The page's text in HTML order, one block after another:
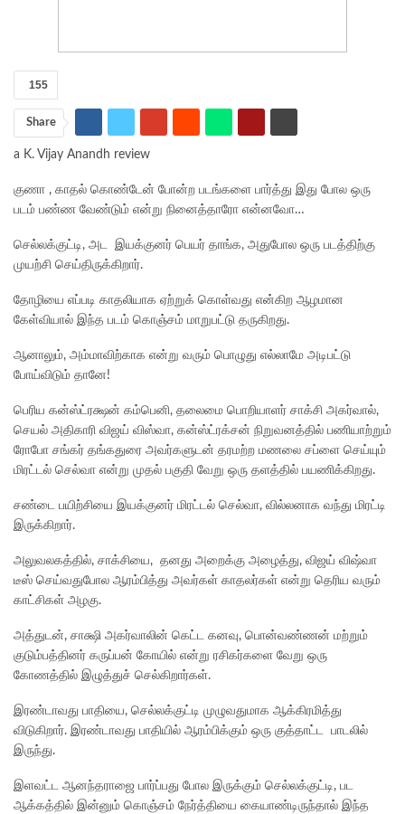
155
Share
a K. Vijay Anandh review
குணா , காதல் கொண்டேன் போன்ற படங்களை பார்த்து இது போல ஒரு
படம் பண்ண வேண்டும் என்று நினைத்தாரோ என்னவோ…
செல்லக்குட்டி, அட இயக்குனர் பெயர் தாங்க, அதுபோல ஒரு படத்திற்கு
முயற்சி செய்திருக்கிறார்.
தோழியை எப்படி காதலியாக ஏற்றுக் கொள்வது என்கிற ஆழமான
கேள்வியால் இந்த படம் கொஞ்சம் மாறுபட்டு தருகிறது.
ஆனாலும், அம்மாவிற்காக என்று வரும் பொழுது எல்லாமே அடிபட்டு
போய்விடும் தானே!
பெரிய கன்ஸ்ட்ரக்ஷன் கம்பெனி, தலைமை பொறியாளர் சாக்சி அகர்வால்,
செயல் அதிகாரி விஜய் விஸ்வா, கன்ஸ்ட்ரக்சன் நிறுவனத்தில் பணியாற்றும்
ரோபோ சங்கர் தங்கதுரை அவர்களுடன் தரமற்ற மணலை சப்ளை செய்யும்
மிரட்டல் செல்வா என்று முதல் பகுதி வேறு ஒரு தளத்தில் பயணிக்கிறது.
சண்டை பயிற்சியை இயக்குனர் மிரட்டல் செல்வா, வில்லனாக வந்து மிரட்டி
இருக்கிறார்.
அலுவலகத்தில், சாக்சியை, தனது அறைக்கு அழைத்து, விஜய் விஷ்வா
டீஸ் செய்வதுபோல ஆரம்பித்து அவர்கள் காதலர்கள் என்று தெரிய வரும்
காட்சிகள் அழகு.
அத்துடன், சாக்ஷி அகர்வாலின் கெட்ட கனவு, பொன்வண்ணன் மற்றும்
குடும்பத்தினர் கருப்பன் கோயில் என்று ரசிகர்களை வேறு ஒரு
கோணத்தில் இழுத்துச் செல்கிறார்கள்.
இரண்டாவது பாதியை, செல்லக்குட்டி முழுவதுமாக ஆக்கிரமித்து
விடுகிறார். இரண்டாவது பாதியில் ஆரம்பிக்கும் ஒரு குத்தாட்ட பாடலில்
இருந்து.
இளவட்ட ஆனந்தராஜை பார்ப்பது போல இருக்கும் செல்லக்குட்டி, பட
ஆக்கத்தில் இன்னும் கொஞ்சம் நேர்த்தியை கையாண்டிருந்தால் இந்த